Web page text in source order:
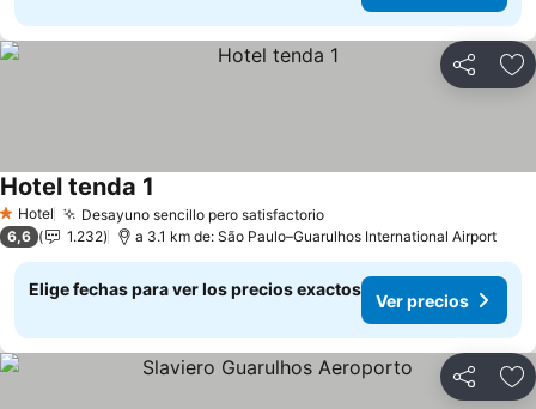
Compartir
1 Estrellas
Hotel Desayuno sencillo pero satisfactorio
Hotel tenda 1
6,6 1.232 a 3.1 km de: São Paulo–Guarulhos International Airport
Elige fechas para ver los precios exactos
Ver precios
Compartir